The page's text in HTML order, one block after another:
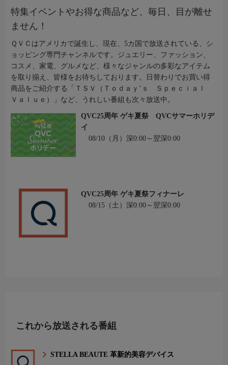
特集イベントやお得な商品など、毎日、目が離せ
ません！
ＱＶＣはアメリカで誕生し、現在、5カ国で放送されている、シ
ョッピング専門チャンネルです。ジュエリー、ファッション、
コスメ、家電、グルメなど、様々なジャンルの多彩なアイテム
を取り揃え、皆様をお待ちしております。日替わりでお買い得
商品をご紹介する「ＴＳＶ（Ｔｏｄａｙ’ｓ Ｓｐｅｃｉａｌ
Ｖａｌｕｅ）」など、うれしい番組も次々放送中。
QVC25周年 ゲキ夏祭 QVCサマーホリデ
イ
08/10（月）深0:00～翌深0:00
QVC25周年 ゲキ夏祭フィナーレ
08/15（土）深0:00～翌深0:00
これから放送される番組
STELLA BEAUTE 革新的美容デバイス